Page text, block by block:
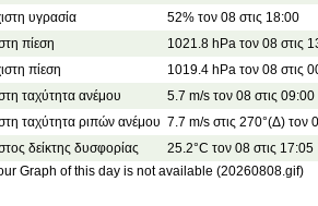
υγρασία
52% τον 08 στις 18:00
πίεση
1021.8 hPa τον 08 στις
πίεση
1019.4 hPa τον 08 στις
ταχύτητα ανέμου
5.7 m/s τον 08 στις 09:00
ταχύτητα ριπών ανέμου 7.7 m/s στις 270°(Δ) τον
δείκτης δυσφορίας
25.2°C τον 08 στις 17:05
Graph of this day is not available (20260808.gif)